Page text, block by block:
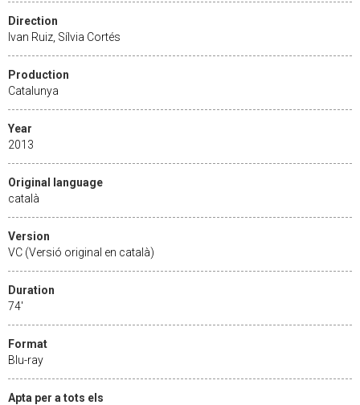
Direction
Ivan Ruiz, Sílvia Cortés
Production
Catalunya
Year
2013
Original language
català
Version
VC (Versió original en català)
Duration
74'
Format
Blu-ray
Apta per a tots els